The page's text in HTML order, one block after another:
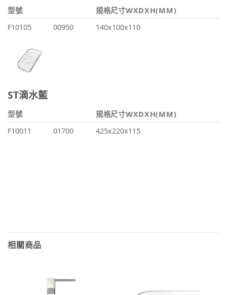
型號
規格尺寸WXDXH(MM)
F10105
00950 140x100x110
ST滴水藍
型號
規格尺寸WXDXH(MM)
F10011
01700 425x220x115
相關商品